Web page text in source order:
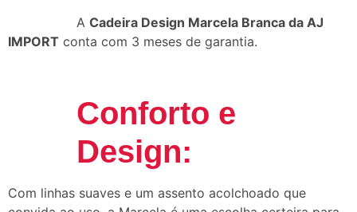
A Cadeira Design Marcela Branca da AJ
IMPORT conta com 3 meses de garantia.
Conforto e
Design:
Com linhas suaves e um assento acolchoado que